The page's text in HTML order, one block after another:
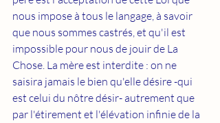
nous impose à tous le langage, à savoir
que nous sommes castrés, et qu'il est
impossible pour nous de jouir de La
Chose. La mère est interdite : on ne
saisira jamais le bien qu'elle désire -qui
est celui du nôtre désir- autrement que
par l'étirement et l'élévation infinie de la